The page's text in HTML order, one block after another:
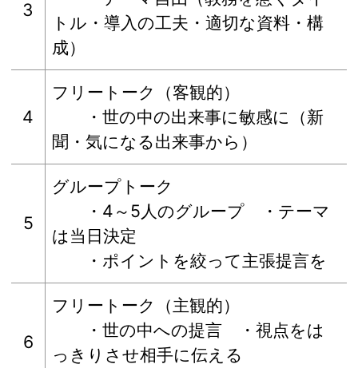
3
トル・導入の工夫・適切な資料・構
成）
4
フリートーク（客観的）
・世の中の出来事に敏感に（新
聞・気になる出来事から）
5
グループトーク
・4～5人のグループ ・テーマ
は当日決定
・ポイントを絞って主張提言を
6
フリートーク（主観的）
・世の中への提言 ・視点をは
っきりさせ相手に伝える